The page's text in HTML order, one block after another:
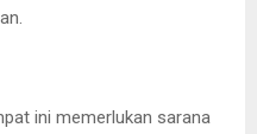
ini memerlukan sarana